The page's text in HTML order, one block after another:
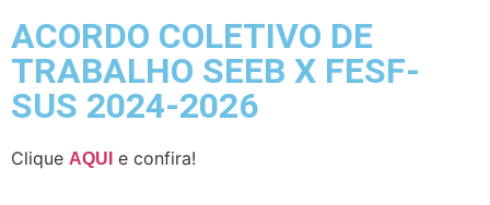
ACORDO COLETIVO DE
TRABALHO SEEB X FESF-
SUS 2024-2026
Clique AQUI e confira!